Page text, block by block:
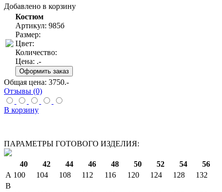
Добавлено в корзину
Костюм
Артикул: 985б
Размер:
Цвет:
Количество:
Цена: .-
Общая цена: 3750.-
Отзывы (0)
В корзину
ПАРАМЕТРЫ ГОТОВОГО ИЗДЕЛИЯ:
40 42 44 46 48 50 52 54
56
A 100 104 108 112 116 120 124 128
132
B